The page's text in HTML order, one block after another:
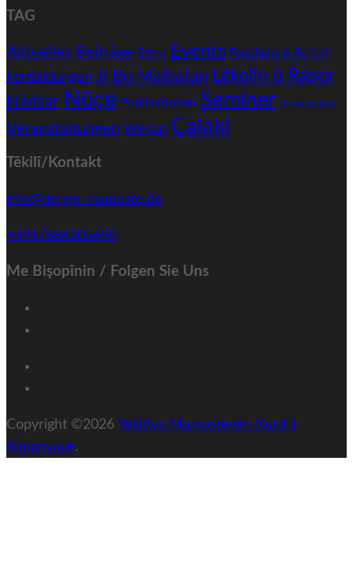
TAG
Aktuelles Beiträge Eltern Events Forschung & Bericht
Fortbildungen Ji Bo Malbatan Lêkolîn û Rapor
Nivîsar Nûçe Publikationen Semîner Uncategorized
Veranstaltungen Weşan Çalakî
Têkilî/Kontakt
info@denge-mamoste.de
+4917684305690
Me Bişopînin / Folgen Sie Uns
Copyright ©2026 Yekîtiya Mamosteyên Kurd li
Almanyayê.